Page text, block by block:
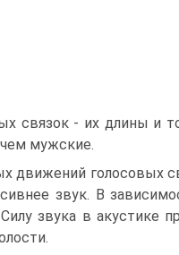
связок - их длины и
мужские.
движений голосовых
звук. В
звука в акустике